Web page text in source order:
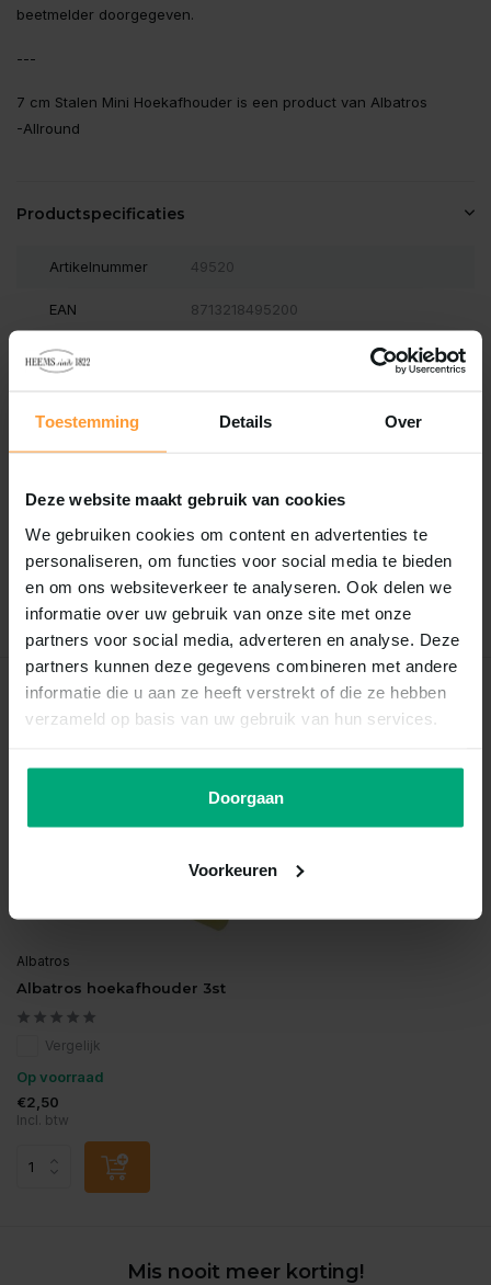
Toestemming Details Over
Deze website maakt gebruik van cookies
We gebruiken cookies om content en advertenties te
personaliseren, om functies voor social media te bieden
en om ons websiteverkeer te analyseren. Ook delen we
informatie over uw gebruik van onze site met onze
partners voor social media, adverteren en analyse. Deze
partners kunnen deze gegevens combineren met andere
informatie die u aan ze heeft verstrekt of die ze hebben
verzameld op basis van uw gebruik van hun services.
Doorgaan
Voorkeuren
beetmelder doorgegeven.
---
7 cm Stalen Mini Hoekafhouder is een product van Albatros
-Allround
Productspecificaties
Artikelnummer 49520
EAN 8713218495200
Vergelijk
Reviews
0/ Based on 0 reviews
Er zijn nog geen reviews geschreven over dit product..
Schrijf je eigen review
Recent bekeken
Albatros
Albatros hoekafhouder 3st
Vergelijk
Op voorraad
€2,50
Incl. btw
Mis nooit meer korting!